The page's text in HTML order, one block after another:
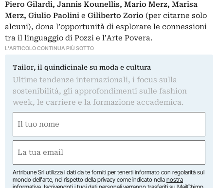
Piero Gilardi, Jannis Kounellis, Mario Merz, Marisa
Merz, Giulio Paolini e Giliberto Zorio (per citarne solo
alcuni), dona l’opportunità di esplorare le connessioni
tra il linguaggio di Pozzi e l’Arte Povera.
L'ARTICOLO CONTINUA PIÙ SOTTO
Tailor, il quindicinale su moda e cultura
Ultime tendenze internazionali, i focus sulla
sostenibilità, gli approfondimenti sulle fashion
week, le carriere e la formazione accademica.
(Obbligatorio)
Nome
(Obbligatorio)
Artribune Srl utilizza i dati da te forniti per tenerti informato con regolarità sul
mondo dell'arte, nel rispetto della privacy come indicato nella nostra